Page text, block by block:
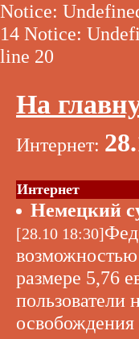
Notice:
14 Notice:
line 20
На
Интернет:
Интернет
Немецкий
[28.10 18:30]
возможностью
размере 5,76
пользователи
освобождения